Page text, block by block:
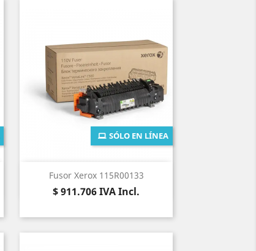
Fusor Xerox 115R00133
Precio
$ 911.706IVA Incl.
SÓLO EN LÍNEA
Vista rápida